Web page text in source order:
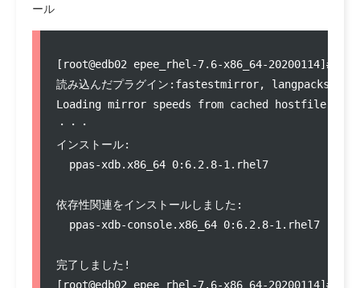
ール
[root@edb02 epee_rhel-7.6-x86_64-20200114]#
読み込んだプラグイン:fastestmirror, langpacks
Loading mirror speeds from cached hostfile
・・・
インストール:
ppas-
依存性関連をインストールしました:
ppas-xdb-console.x86_64 0:6.2.8-1.rhel7
完了しました!